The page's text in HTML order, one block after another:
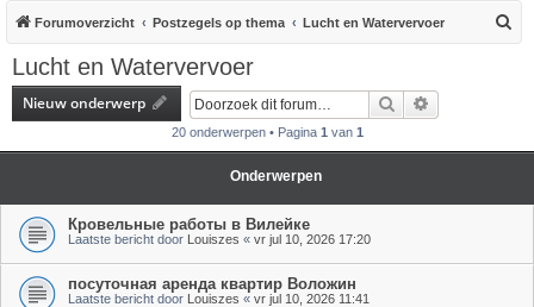
Forumoverzicht Postzegels op thema Lucht en Watervervoer
Lucht en Watervervoer
Nieuw onderwerp Zoek
20 onderwerpen • Pagina 1 van 1
Onderwerpen
Кровельные работы в Вилейке
Laatste bericht door Louiszes « vr jul 10, 2026 17:20
посуточная аренда квартир Воложин
Laatste bericht door Louiszes « vr jul 10, 2026 11:41